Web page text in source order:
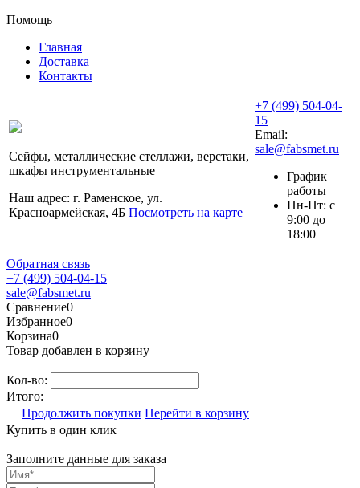
Помощь
Главная
Доставка
Контакты
Сейфы, металлические стеллажи, верстаки,
шкафы инструментальные
Наш адрес: г. Раменское, ул.
Красноармейская, 4Б Посмотреть на карте
+7 (499) 504-04-
15
Email:
sale@fabsmet.ru
График
работы
Пн-Пт: с
9:00 до
18:00
Обратная связь
+7 (499) 504-04-15
sale@fabsmet.ru
Сравнение0
Избранное0
Корзина0
Товар добавлен в корзину
Кол-во:
Итого:
Продолжить покупки Перейти в корзину
Купить в один клик
Заполните данные для заказа